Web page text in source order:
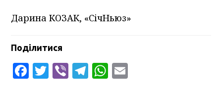
Дарина КОЗАК, «СічНьюз»
Поділитися
Facebook
Twitter
ViberTelegram
WhatsApp